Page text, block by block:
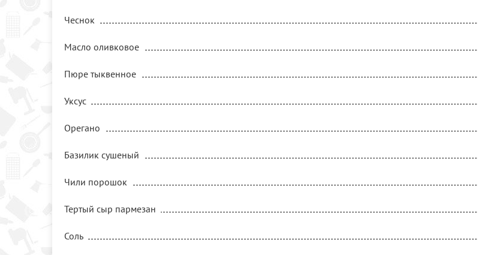
Чеснок
Масло оливковое
Пюре тыквенное
Уксус
Орегано
Базилик сушеный
Чили порошок
Тертый сыр пармезан
Соль